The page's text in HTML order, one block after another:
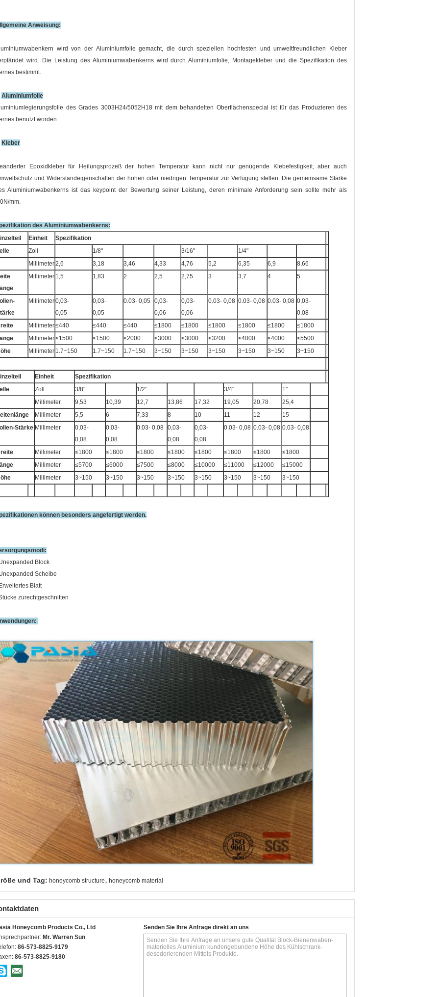
Anweisung:
wird von der Aluminiumfolie gemacht, die durch speziellen hochfesten und umweltfreundlichen Kleber
wird. Die Leistung des Aluminiumwabenkerns wird durch Aluminiumfolie, Montagekleber und die Spezifikation des
bestimmt.
Aluminiumfolie
des Grades 3003H24/5052H18 mit dem behandelten Oberflächenspecial ist für das Produzieren des
benutzt worden.
Kleber
Epoxidkleber für Heilungsprozeß der hohen Temperatur kann nicht nur genügende Klebefestigkeit, aber auch
und Widerstandeigenschaften der hohen oder niedrigen Temperatur zur Verfügung stellen. Die gemeinsame Stärke
Aluminiumwabenkerns ist das keypoint der Bewertung seiner Leistung, deren minimale Anforderung sein sollte mehr als
mm.
des Aluminiumwabenkerns:
Einheit
Spezifikation
Zoll 1/8" 3/16"
1/4"
Millimeter2,6 3,18 3,46 4,33 4,76 5,2 6,35 6,9
8,66
Millimeter 1,5 1,83 2 2,5 2,75 3 3,7 4 5
Millimeter0,03-
0,05
0,03-
0,05
0.03- 0,05
0,03-
0,06
0,03-
0,06
0.03- 0,08 0.03- 0,08 0.03- 0,08 0,03-
0,08
Millimeter≤440 ≤440 ≤440 ≤1800 ≤1800 ≤1800 ≤1800 ≤1800
≤1800
Millimeter≤1500 ≤1500 ≤2000 ≤3000 ≤3000 ≤3200 ≤4000 ≤4000
≤5500
Millimeter 1.7~150 1.7~150 1.7~150 3~150 3~150 3~150 3~150 3~150 3~150
Einheit
Spezifikation
Zoll 3/8" 1/2“ 3/4"
1"
Millimeter
9,53 10,39 12,7 13,86 17,32 19,05 20,78
25,4
Millimeter 5,5 6 7,33 8 10 11 12
15
Stärke Millimeter
0,03-
0,08
0,03-
0,08
0.03- 0,08 0,03-
0,08
0,03-
0,08
0.03- 0,08 0.03- 0,08 0.03- 0,08
Millimeter ≤1800 ≤1800 ≤1800 ≤1800 ≤1800 ≤1800 ≤1800
≤1800
Millimeter ≤5700 ≤6000 ≤7500 ≤8000 ≤10000 ≤11000 ≤12000
≤15000
Millimeter 3~150 3~150 3~150 3~150 3~150 3~150 3~150 3~150
können besonders angefertigt werden.
Block
Scheibe
Blatt
zurechtgeschnitten
und Tag: honeycomb structure, honeycomb material
Honeycomb Products Co., Ltd
Mr. Warren Sun
86-573-8825-9179
86-573-8825-9180
Senden Sie Ihre Anfrage direkt an uns